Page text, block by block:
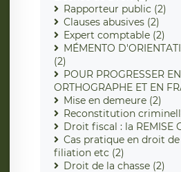
Rapporteur public (2)
Clauses abusives (2)
Expert comptable (2)
MÉMENTO
(2)
POUR PROGRESSER EN
ORTHOGRAPHE ET EN
Mise en demeure (2)
Reconstitution
Droit fiscal : la REMISE
Cas pratique en droit
filiation etc (2)
Droit de la chasse (2)